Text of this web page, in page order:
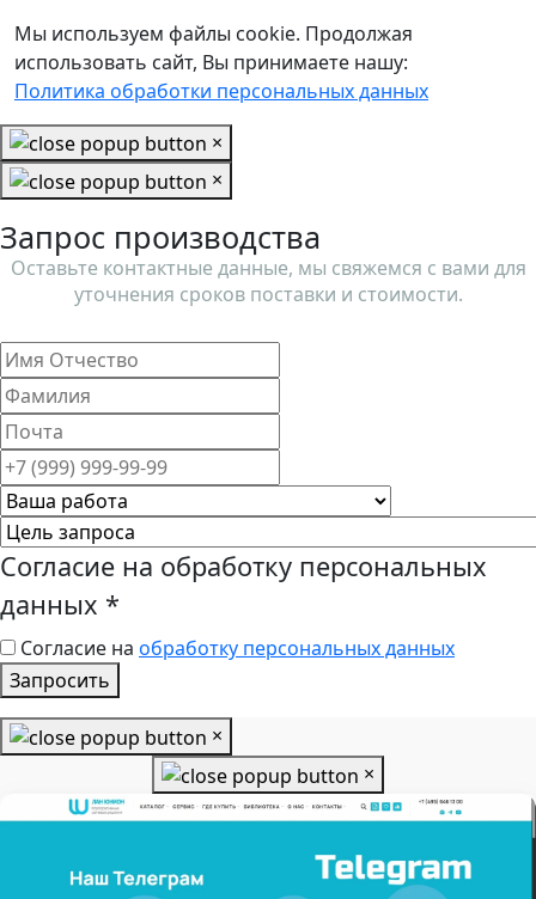
Мы используем файлы cookie. Продолжая
использовать сайт, Вы принимаете нашу:
Политика обработки персональных данных
×
×
Запрос производства
Оставьте контактные данные, мы свяжемся с вами для
уточнения сроков поставки и стоимости.
Согласие на обработку персональных
данных *
Согласие на обработку персональных данных
Запросить
×
×